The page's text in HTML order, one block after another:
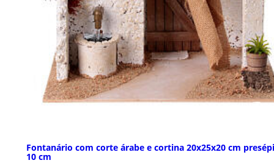
Fontanário com corte árabe e cortina 20x25x20 cm
10 cm